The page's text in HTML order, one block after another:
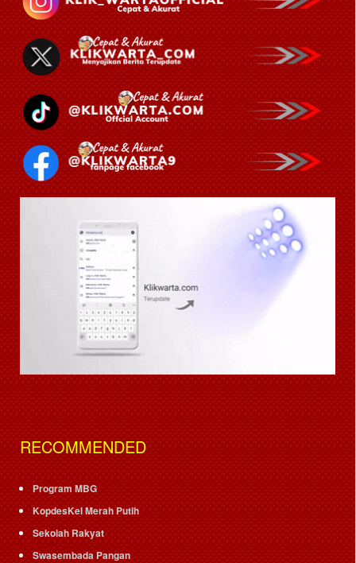
RECOMMENDED
Program MBG
KopdesKel Merah Putih
Sekolah Rakyat
Swasembada Pangan